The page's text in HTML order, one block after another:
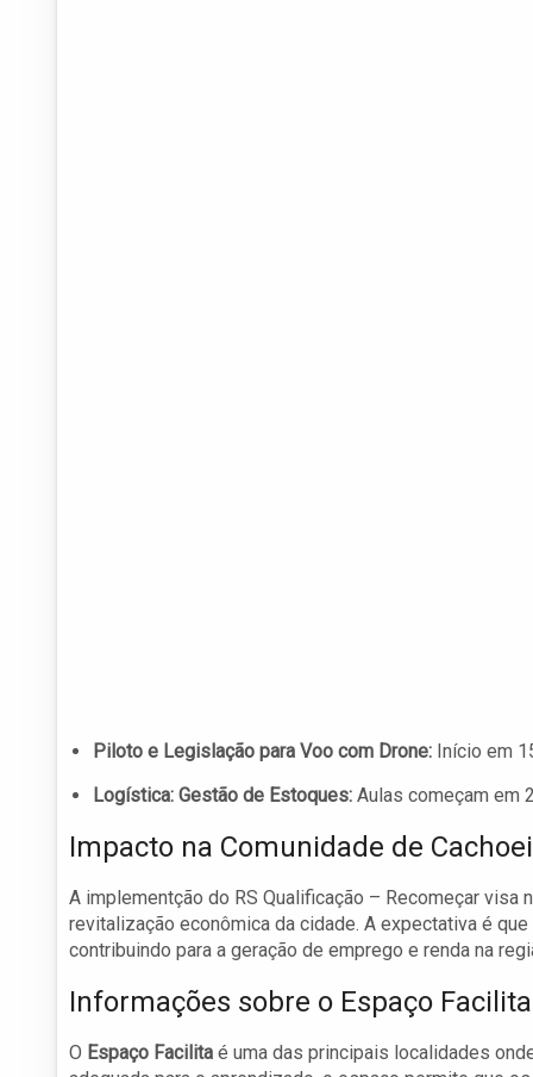
Piloto e Legislação para Voo com Drone: Início em
Logística: Gestão de Estoques: Aulas começam em
Impacto na Comunidade de
A implementção do RS Qualificação – Recomeçar
revitalização econômica da cidade. A expectativa é
contribuindo para a geração de emprego e renda na
Informações sobre o Espaço Facilita
O Espaço Facilita é uma das principais localidades